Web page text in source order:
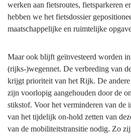
werken aan fietsroutes, fietsparkeren
hebben we het fietsdossier
maatschappelijke en ruimtelijke
Maar ook blijft geïnvesteerd worden
(rijks-)wegennet. De verbreding van
krijgt prioriteit van het Rijk. De
zijn voorlopig aangehouden door de
stikstof. Voor het verminderen van de
van het tijdelijk on-hold zetten van
van de mobiliteitstransitie nodig. Zo